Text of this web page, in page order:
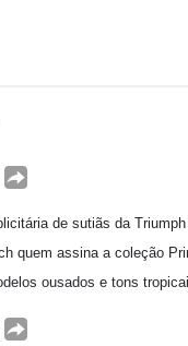
de sutiãs da
quem assina a coleção
ousados e tons